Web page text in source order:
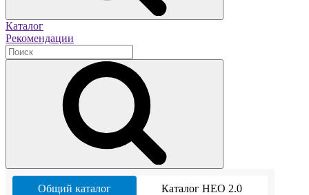
Каталог
Рекомендации
Общий каталог Каталог НЕО 2.0